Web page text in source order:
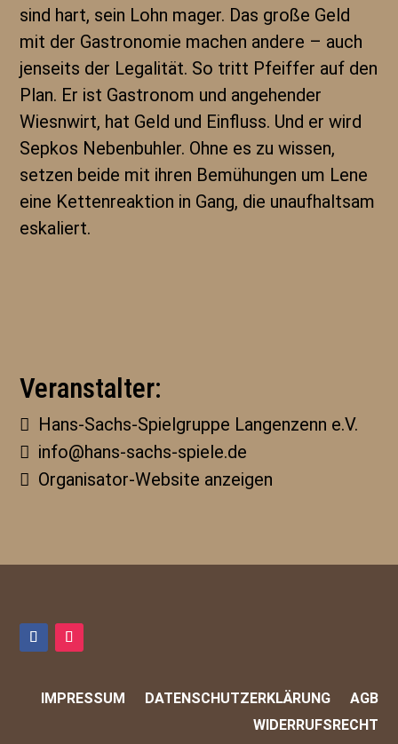
sind hart, sein Lohn mager. Das große Geld
mit der Gastronomie machen andere – auch
jenseits der Legalität. So tritt Pfeiffer auf den
Plan. Er ist Gastronom und angehender
Wiesnwirt, hat Geld und Einfluss. Und er wird
Sepkos Nebenbuhler. Ohne es zu wissen,
setzen beide mit ihren Bemühungen um Lene
eine Kettenreaktion in Gang, die unaufhaltsam
eskaliert.
Veranstalter:
Hans-Sachs-Spielgruppe Langenzenn e.V.
info@hans-sachs-spiele.de
Organisator-Website anzeigen
IMPRESSUM DATENSCHUTZERKLÄRUNG
AGB
WIDERRUFSRECHT